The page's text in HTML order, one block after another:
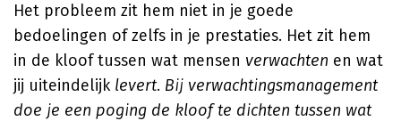
Het probleem zit hem niet in je goede
bedoelingen of zelfs in je prestaties. Het zit hem
in de kloof tussen wat mensen verwachten en wat
jij uiteindelijk levert. Bij verwachtingsmanagement
doe je een poging de kloof te dichten tussen wat